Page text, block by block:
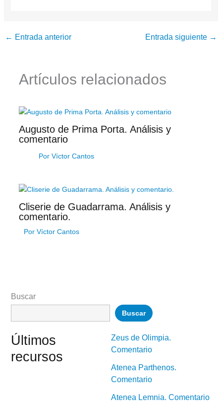
← Entrada anterior Entrada siguiente →
Artículos relacionados
Augusto de Prima Porta. Análisis y
comentario
Por Víctor Cantos
Cliserie de Guadarrama. Análisis y
comentario.
Por Víctor Cantos
Buscar
Buscar
Últimos
recursos
Zeus de Olimpia.
Comentario
Atenea Parthenos.
Comentario
Atenea Lemnia. Comentario